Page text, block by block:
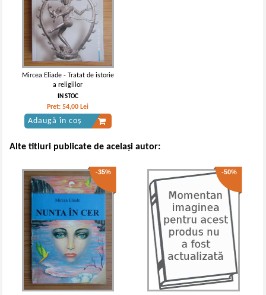
Mircea Eliade - Tratat de istorie
a religiilor
IN STOC
Pret:54,00 Lei
Adaugă în coș
Alte titluri publicate de același autor:
-35% -50%